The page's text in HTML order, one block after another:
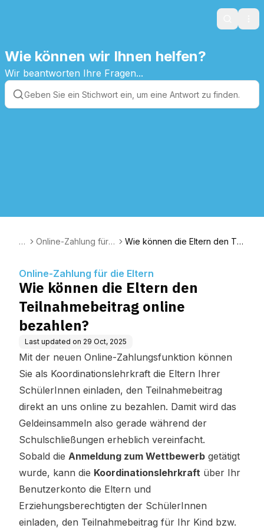
Search
Wie können wir Ihnen helfen?
Wir beantworten Ihre Fragen...
A
Online-Zahlung für d
Wie können die Eltern den Teil
Online-Zahlung für die Eltern
Wie können die Eltern den
Teilnahmebeitrag online
bezahlen?
Last updated on 29 Oct, 2025
Mit der neuen Online-Zahlungsfunktion können
Sie als Koordinationslehrkraft die Eltern Ihrer
SchülerInnen einladen, den Teilnahmebeitrag
direkt an uns online zu bezahlen. Damit wird das
Geldeinsammeln also gerade während der
Schulschließungen erheblich vereinfacht.
Sobald die Anmeldung zum Wettbewerb getätigt
wurde, kann die Koordinationslehrkraft über Ihr
Benutzerkonto die Eltern und
Erziehungsberechtigten der SchülerInnen
einladen, den Teilnahmebeitrag für Ihr Kind bzw.